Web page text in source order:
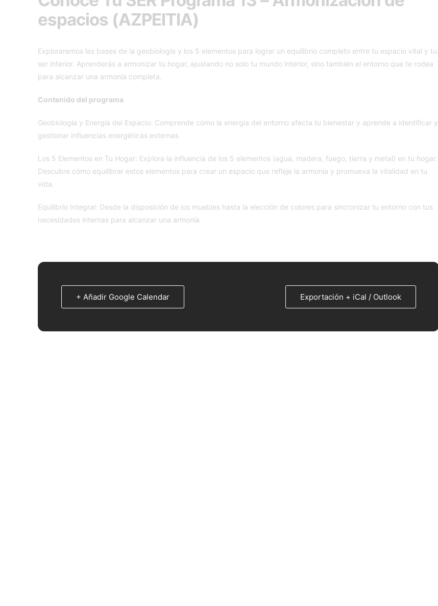
espacios (AZPEITIA)
Exploraremos las bases de la geobiología y los 5 elementos para lograr un equilibrio completo entre tu espacio vital y tu
ser interior. Aprenderás a armonizar tu hogar, ajustando no solo tu mundo interior, sino también el entorno que te rodea
para alcanzar una armonía completa.
Contenido del programa
Geobiología y Energía del Espacio: Comprende cómo la energía del entorno afecta tu bienestar y aprende a identificar y
gestionar influencias energéticas externas
Los 5 Elementos en Tu Hogar: Explora la influencia de los 5 elementos (agua, madera, fuego, tierra y metal) en tu hogar.
Descubre cómo equilibrar estos elementos para crear un espacio que refleje la armonía y promueva la vitalidad en tu
vida.
Equilibrio Integral: Desde la disposición de los muebles hasta la elección de colores para sincronizar tu entorno con tus
necesidades internas para alcanzar una armonía
+ Añadir Google Calendar Exportación + iCal / Outlook